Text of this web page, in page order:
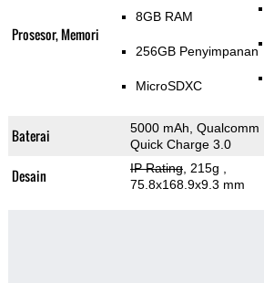
Prosesor, Memori
8GB RAM
256GB Penyimpanan
MicroSDXC
Baterai
5000 mAh, Qualcomm
Quick Charge 3.0
Desain IP Rating, 215g
75.8x168.9x9.3 mm